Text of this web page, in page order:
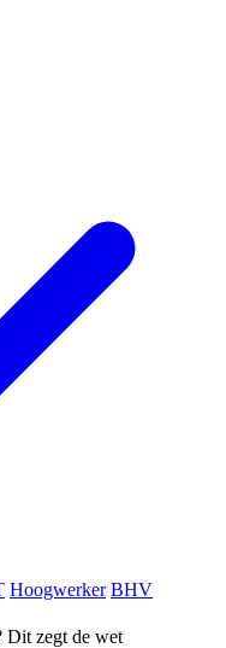
Hoogwerker BHV
zegt de wet